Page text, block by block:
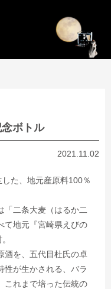
ボトル
2021.11.02
た、地元産原料100％
「二条大麦（はるか二
て地元『宮崎県えびの
酒を、五代目杜氏の卓
性が生かされる、バラ
これまで培った伝統の